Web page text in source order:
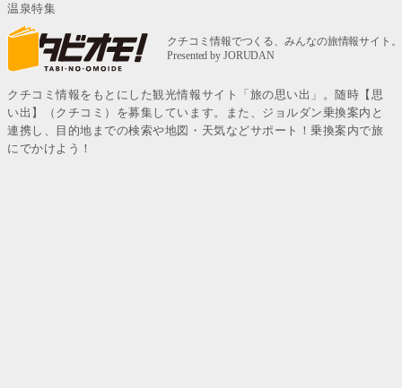
温泉特集
クチコミ情報をもとにした観光情報サイト「旅の思い出」。随時【思
い出】（クチコミ）を募集しています。また、ジョルダン乗換案内と
連携し、目的地までの検索や地図・天気などサポート！乗換案内で旅
にでかけよう！